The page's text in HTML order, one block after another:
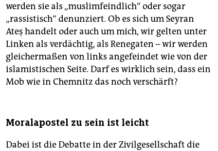
werden sie als „muslimfeindlich“ oder sogar
„rassistisch“ denunziert. Ob es sich um Seyran
Ateş handelt oder auch um mich, wir gelten unter
Linken als verdächtig, als Renegaten – wir werden
gleichermaßen von links angefeindet wie von der
islamistischen Seite. Darf es wirklich sein, dass ein
Mob wie in Chemnitz das noch verschärft?
Moralapostel zu sein ist leicht
Dabei ist die Debatte in der Zivilgesellschaft die